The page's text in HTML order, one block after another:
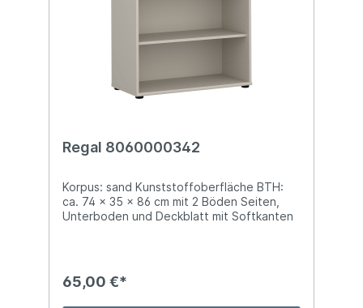
Regal 8060000342
Korpus: sand Kunststoffoberfläche BTH:
ca. 74 x 35 x 86 cm mit 2 Böden Seiten,
Unterboden und Deckblatt mit Softkanten
65,00 €*